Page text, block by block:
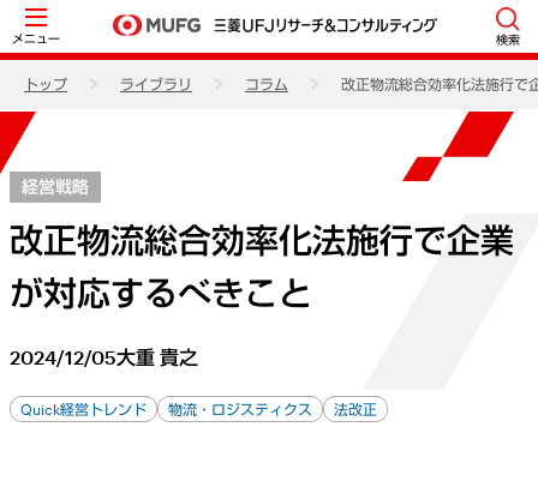
メニュー 検索
トップ ライブラリ コラム 改正物流総合効率化法施行で
経営戦略
改正物流総合効率化法施行で企業
が対応するべきこと
2024/12/05大重 貴之
Quick経営トレンド 物流・ロジスティクス 法改正